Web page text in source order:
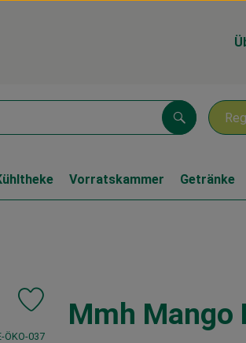
Suchen
Vorratskammer Getränke
Mmh
Produkt zu Favouriten hinzufügen
ÖKO-037